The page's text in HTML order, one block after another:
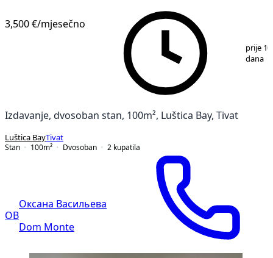
3,500 €/mjesečno
prije 10
dana
Izdavanje, dvosoban stan, 100m², Luštica Bay, Tivat
Luštica BayTivat
Stan
100m² Dvosoban 2 kupatila
ОВ
Оксана Васильева
Dom Monte